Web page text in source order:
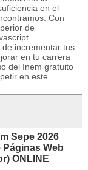
en el
Con
de
incrementar tus
en tu carrera
del Inem gratuito
en este
Sepe 2026
Web
ONLINE